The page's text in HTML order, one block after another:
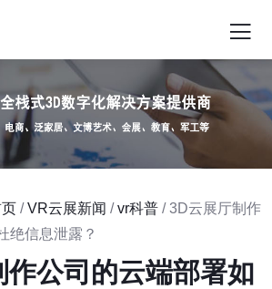
/VR云展新闻 /vr科普 / 3D云展厅制作
绝信息泄露？
公司的云端部署如